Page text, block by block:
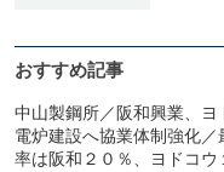
おすすめ記事
中山製鋼所／阪和興業、
電炉建設へ協業体制強化
率は阪和２０％、ヨドコウ